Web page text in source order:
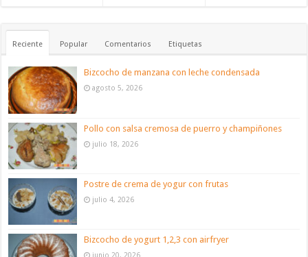
Reciente Popular Comentarios Etiquetas
Bizcocho de manzana con leche condensada
agosto 5, 2026
Pollo con salsa cremosa de puerro y champiñones
julio 18, 2026
Postre de crema de yogur con frutas
julio 4, 2026
Bizcocho de yogurt 1,2,3 con airfryer
junio 20, 2026